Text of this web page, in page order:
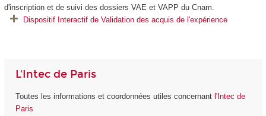
d'inscription et de suivi des dossiers VAE et VAPP du Cnam.
Dispositif Interactif de Validation des acquis de l'expérience
L'Intec de Paris
Toutes les informations et coordonnées utiles concernant l'Intec de
Paris